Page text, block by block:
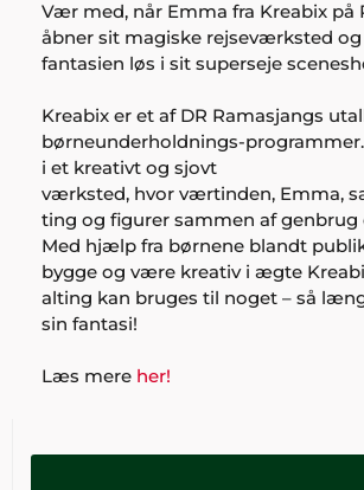
Vær med, når Emma fra Kreabix på
åbner sit magiske rejseværksted
fantasien løs i sit superseje
Kreabix er et af DR Ramasjangs
børneunderholdnings-
i et kreativt og sjovt
værksted, hvor værtinden, Emma,
ting og figurer sammen af genbrug
Med hjælp fra børnene blandt
bygge og være kreativ i ægte
alting kan bruges til noget – så
sin fantasi!
Læs mere her!